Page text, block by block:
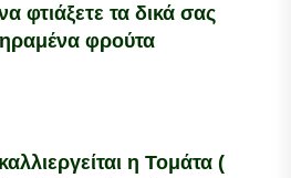
φτιάξετε τα δικά σας
φρούτα
η Τομάτα (